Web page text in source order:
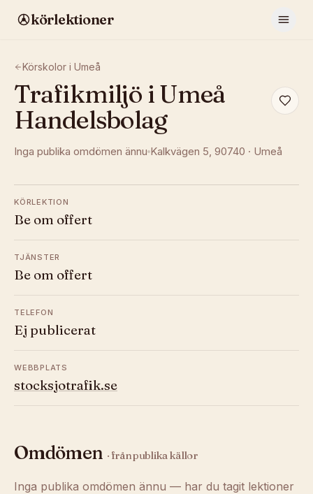
körlektioner
Körskolor i Umeå
Trafikmiljö i Umeå
Handelsbolag
Inga publika omdömen ännu Kalkvägen 5, 90740 · Umeå
KÖRLEKTION
Be om offert
TJÄNSTER
Be om offert
TELEFON
Ej publicerat
WEBBPLATS
stocksjotrafik.se
Omdömen · från publika källor
Inga publika omdömen ännu — har du tagit lektioner